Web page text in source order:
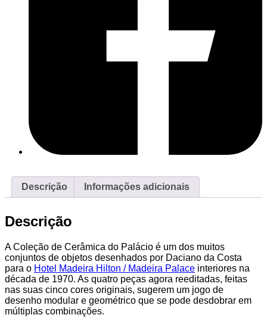
Descrição Informações adicionais
Descrição
A Coleção de Cerâmica do Palácio é um dos muitos
conjuntos de objetos desenhados por Daciano da Costa
para o Hotel Madeira Hilton / Madeira Palace interiores na
década de 1970. As quatro peças agora reeditadas, feitas
nas suas cinco cores originais, sugerem um jogo de
desenho modular e geométrico que se pode desdobrar em
múltiplas combinações.